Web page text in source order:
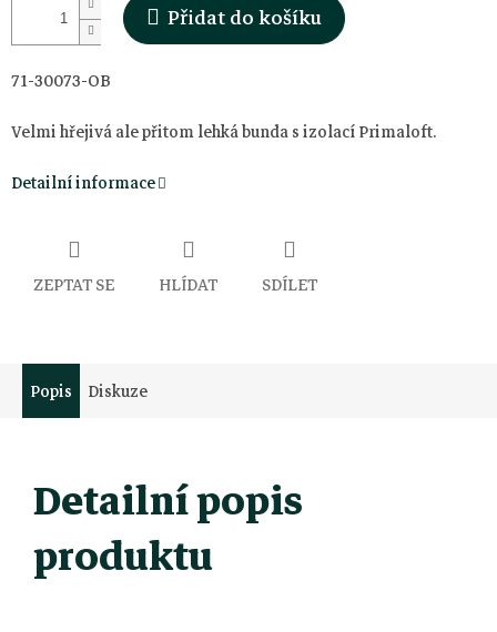
Přidat do košíku
71-30073-OB
Velmi hřejivá ale přitom lehká bunda s izolací Primaloft.
Detailní informace
ZEPTAT SE HLÍDAT SDÍLET
Popis Diskuze
Detailní popis
produktu